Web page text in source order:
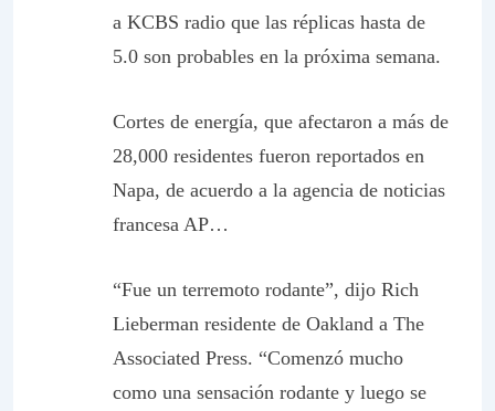
a KCBS radio que las réplicas hasta de
5.0 son probables en la próxima semana.
Cortes de energía, que afectaron a más de
28,000 residentes fueron reportados en
Napa, de acuerdo a la agencia de noticias
francesa AP…
“Fue un terremoto rodante”, dijo Rich
Lieberman residente de Oakland a The
Associated Press. “Comenzó mucho
como una sensación rodante y luego se